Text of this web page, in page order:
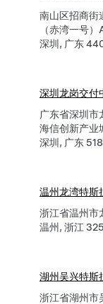
南山区招商街
（赤湾一号
深圳, 广东
深圳龙岗交付
广东省深圳市
海信创新产业
深圳, 广东
温州龙湾特斯
浙江省温州市
温州, 浙江
湖州吴兴特斯
浙江省湖州市